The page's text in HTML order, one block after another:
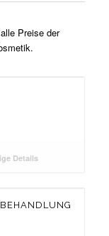
Preise der
Details